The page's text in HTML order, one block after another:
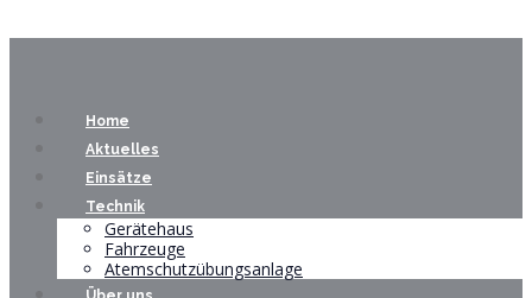
Home
Aktuelles
Einsätze
Technik
Gerätehaus
Fahrzeuge
Atemschutzübungsanlage